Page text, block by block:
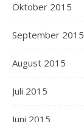
Oktober 2015
September 2015
August 2015
Juli 2015
Juni 2015